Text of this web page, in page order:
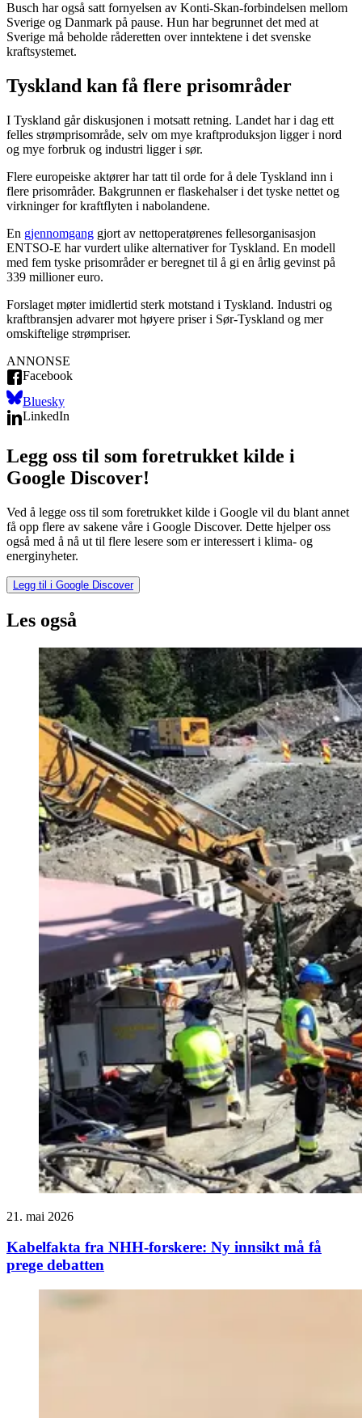
Busch har også satt fornyelsen av Konti-Skan-forbindelsen mellom
Sverige og Danmark på pause. Hun har begrunnet det med at
Sverige må beholde råderetten over inntektene i det svenske
kraftsystemet.
Tyskland kan få flere prisområder
I Tyskland går diskusjonen i motsatt retning. Landet har i dag ett
felles strømprisområde, selv om mye kraftproduksjon ligger i nord
og mye forbruk og industri ligger i sør.
Flere europeiske aktører har tatt til orde for å dele Tyskland inn i
flere prisområder. Bakgrunnen er flaskehalser i det tyske nettet og
virkninger for kraftflyten i nabolandene.
En gjennomgang gjort av nettoperatørenes fellesorganisasjon
ENTSO-E har vurdert ulike alternativer for Tyskland. En modell
med fem tyske prisområder er beregnet til å gi en årlig gevinst på
339 millioner euro.
Forslaget møter imidlertid sterk motstand i Tyskland. Industri og
kraftbransjen advarer mot høyere priser i Sør-Tyskland og mer
omskiftelige strømpriser.
ANNONSE
Facebook
Bluesky
LinkedIn
Legg oss til som foretrukket kilde i
Google Discover!
Ved å legge oss til som foretrukket kilde i Google vil du blant annet
få opp flere av sakene våre i Google Discover. Dette hjelper oss
også med å nå ut til flere lesere som er interessert i klima- og
energinyheter.
Legg til i Google Discover
Les også
21. mai 2026
Kabelfakta fra NHH­-forskere: Ny innsikt må få
prege debatten